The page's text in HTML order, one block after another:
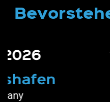
13. - 15.
San